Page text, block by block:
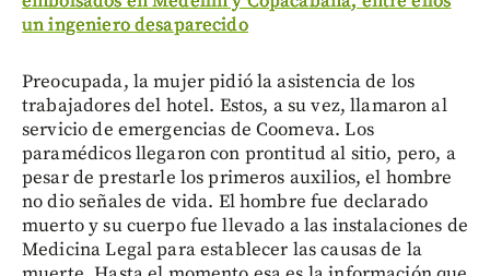
un ingeniero desaparecido
Preocupada, la mujer pidió la asistencia de los
trabajadores del hotel. Estos, a su vez, llamaron al
servicio de emergencias de Coomeva. Los
paramédicos llegaron con prontitud al sitio, pero, a
pesar de prestarle los primeros auxilios, el hombre
no dio señales de vida. El hombre fue declarado
muerto y su cuerpo fue llevado a las instalaciones de
Medicina Legal para establecer las causas de la